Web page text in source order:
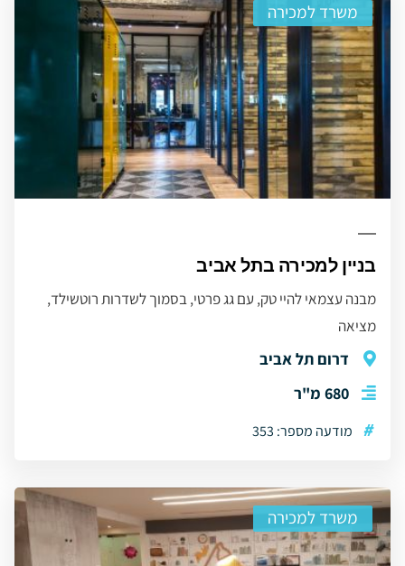
משרד למכירה
בניין למכירה בתל אביב
מבנה עצמאי להיי טק, עם גג פרטי, בסמוך לשדרות רוטשילד,
מציאה
דרום תל אביב
680 מ"ר
# מודעה מספר: 353
משרד למכירה